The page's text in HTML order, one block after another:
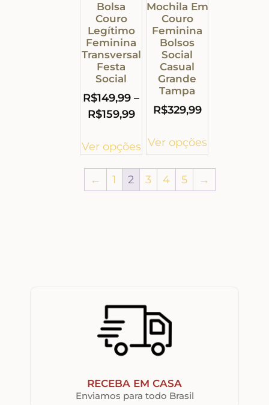
Bolsa
Couro
Legítimo
Feminina
Transversal
Festa
Social
R$149,99 –
R$159,99
Ver opções
Mochila Em
Couro
Feminina
Bolsos
Social
Casual
Grande
Tampa
R$329,99
Ver opções
← 1 2 3 4 5 →
RECEBA EM CASA
Enviamos para todo Brasil